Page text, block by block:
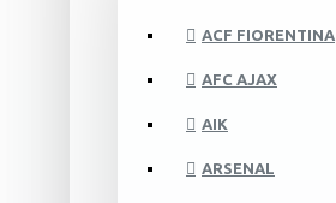
ACF FIORENTINA
AFC AJAX
AIK
ARSENAL